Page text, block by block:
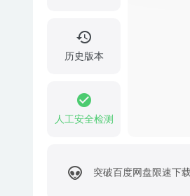
历史版本
人工安全检测
突破百度网盘限速下载